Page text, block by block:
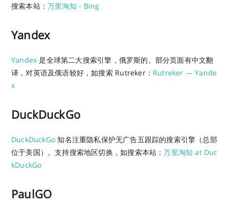
搜索本站：万里淘知 - Bing
Yandex
Yandex 是全球第二大搜索引擎，俄罗斯的。部分页面有中文翻
译，对英语及俄语较好，如搜索 Rutreker： Rutreker — Yande
x
DuckDuckGo
DuckDuckGo 知名注重隐私保护无广告五跟踪的搜索引擎（总部
位于美国）。支持搜索地区切换，如搜索本站：万里淘知 at Duc
kDuckGo
PaulGO